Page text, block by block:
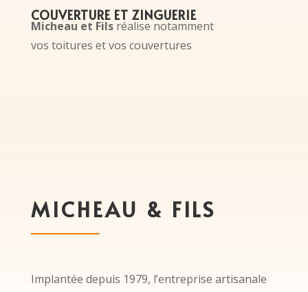
COUVERTURE ET ZINGUERIE
Micheau et Filsréalise notamment
vos toitures et vos couvertures
MICHEAU & FILS
Implantée depuis 1979, l’entreprise artisanale